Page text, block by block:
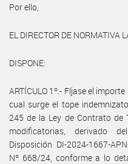
Por ello,
EL DIRECTOR DE NORMATIVA
DISPONE:
ARTÍCULO 1º.- Fíjase el
cual surge el tope
245 de la Ley de Contrato de
modificatorias, derivado
Disposición DI-2024-1667-
Nº 668/24, conforme a lo